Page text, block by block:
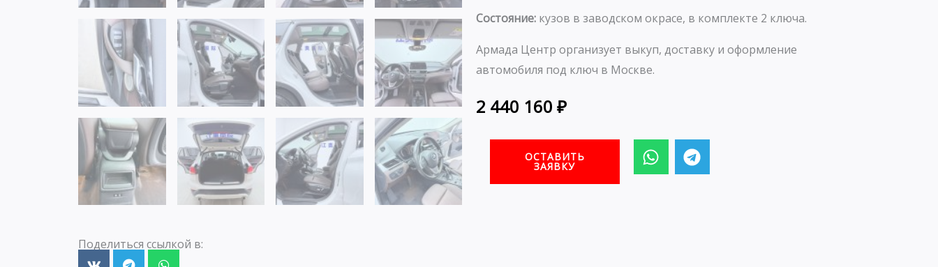
Поделиться ссылкой в:
Состояние: кузов в заводском окрасе, в комплекте 2 ключа.
Армада Центр организует выкуп, доставку и оформление
автомобиля под ключ в Москве.
2 440 160 ₽
ОСТАВИТЬ
ЗАЯВКУ
W
h
a
T
e
l